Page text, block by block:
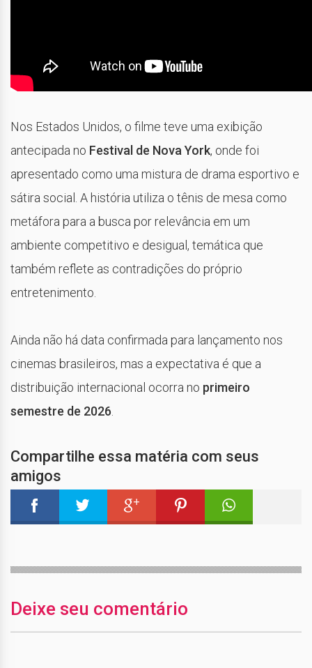
Nos Estados Unidos, o filme teve uma exibição
antecipada no Festival de Nova York, onde foi
apresentado como uma mistura de drama esportivo e
sátira social. A história utiliza o tênis de mesa como
metáfora para a busca por relevância em um
ambiente competitivo e desigual, temática que
também reflete as contradições do próprio
entretenimento.
Ainda não há data confirmada para lançamento nos
cinemas brasileiros, mas a expectativa é que a
distribuição internacional ocorra no primeiro
semestre de 2026
Compartilhe essa matéria com seus
amigos
Deixe seu comentário